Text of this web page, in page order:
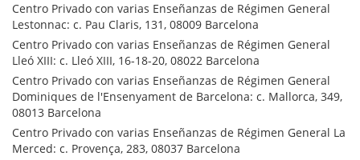
Centro Privado con varias Enseñanzas de Régimen General
Lestonnac: c. Pau Claris, 131, 08009 Barcelona
Centro Privado con varias Enseñanzas de Régimen General
Lleó XIII: c. Lleó XIII, 16-18-20, 08022 Barcelona
Centro Privado con varias Enseñanzas de Régimen General
Dominiques de l'Ensenyament de Barcelona: c. Mallorca, 349,
08013 Barcelona
Centro Privado con varias Enseñanzas de Régimen General La
Merced: c. Provença, 283, 08037 Barcelona